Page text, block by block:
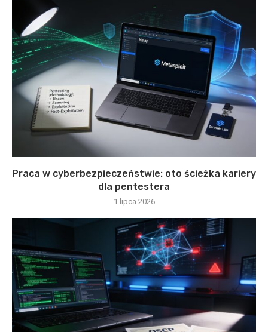
Praca w cyberbezpieczeństwie: oto ścieżka kariery
dla pentestera
1 lipca 2026